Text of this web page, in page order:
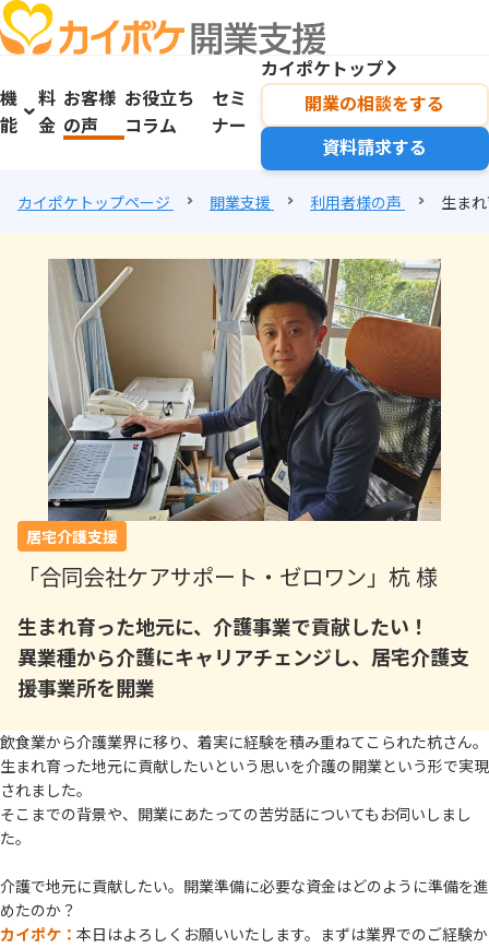
機
能
料
金
お客様
の声
お役立ち
コラム
セミ
ナー
カイポケトップ
開業の相談をする
資料請求する
カイポケトップページ 開業支援 利用者様の声 生ま
居宅介護支援
「合同会社ケアサポート・ゼロワン」杭 様
生まれ育った地元に、介護事業で貢献したい！
異業種から介護にキャリアチェンジし、居宅介護支
援事業所を開業
飲食業から介護業界に移り、着実に経験を積み重ねてこられた杭さん。
生まれ育った地元に貢献したいという思いを介護の開業という形で実現
されました。
そこまでの背景や、開業にあたっての苦労話についてもお伺いしまし
た。
介護で地元に貢献したい。開業準備に必要な資金はどのように準備を進
めたのか？
カイポケ： 本日はよろしくお願いいたします。まずは業界でのご経験か